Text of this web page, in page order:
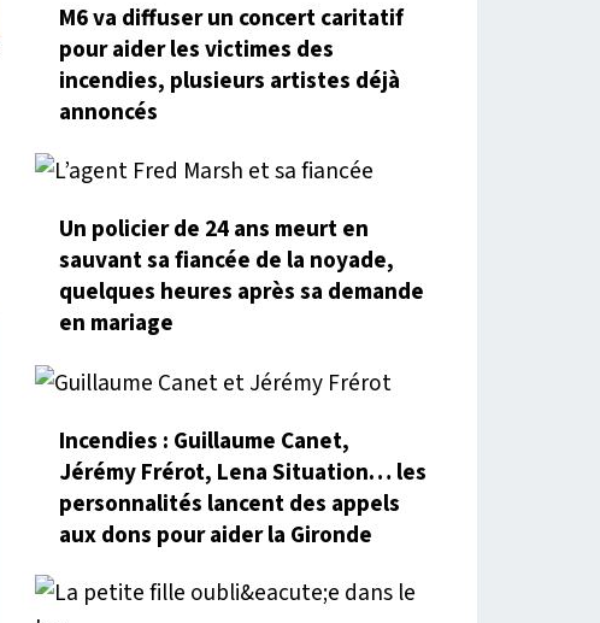
M6 va diffuser un concert caritatif
pour aider les victimes des
incendies, plusieurs artistes déjà
annoncés
Un policier de 24 ans meurt en
sauvant sa fiancée de la noyade,
quelques heures après sa demande
en mariage
Incendies : Guillaume Canet,
Jérémy Frérot, Lena Situation… les
personnalités lancent des appels
aux dons pour aider la Gironde